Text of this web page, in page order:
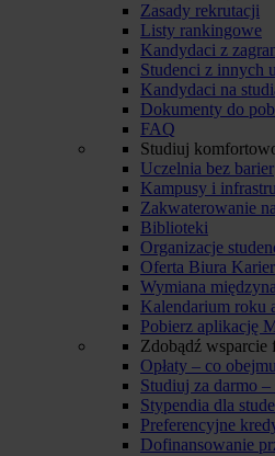
Zasady rekrutacji
Listy rankingowe
Kandydaci z
Studenci z innych
Kandydaci na
Dokumenty do
FAQ
Studiuj
Uczelnia bez barier
Kampusy i
Zakwaterowanie
Biblioteki
Organizacje
Oferta Biura
Wymiana
Kalendarium roku
Pobierz aplikację
Zdobądź wsparcie
Opłaty – co
Studiuj za darmo
Stypendia dla
Preferencyjne
Dofinansowanie